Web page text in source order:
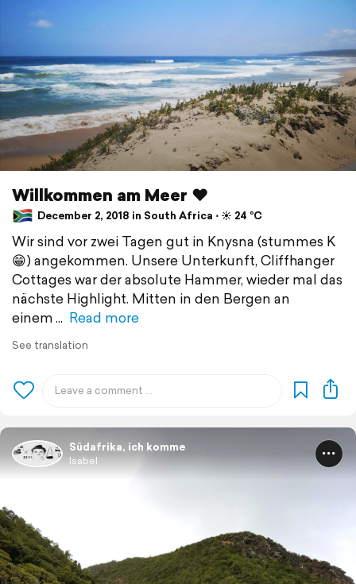
Willkommen am Meer ❤️
December 2, 2018 in South Africa ⋅ ☀️ 24 °C
Wir sind vor zwei Tagen gut in Knysna (stummes K
😁) angekommen. Unsere Unterkunft, Cliffhanger
Cottages war der absolute Hammer, wieder mal das
nächste Highlight. Mitten in den Bergen an
einem
Read more
See translation
Südafrika, ich komme
Isabel